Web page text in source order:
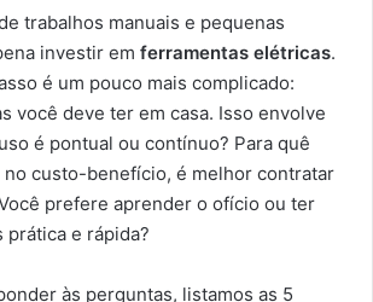
trabalhos manuais e pequenas
investir em ferramentas elétricas.
é um pouco mais complicado:
você deve ter em casa. Isso envolve
é pontual ou contínuo? Para quê
no custo-benefício, é melhor contratar
prefere aprender o ofício ou ter
prática e rápida?
às perguntas, listamos as 5